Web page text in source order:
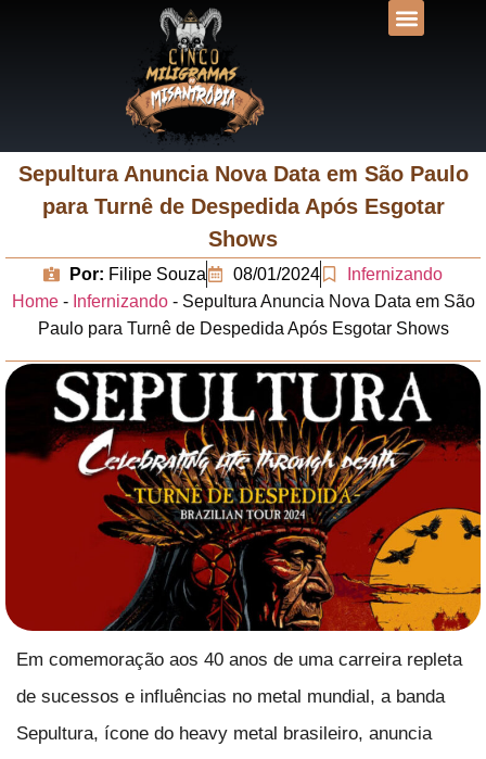
Sepultura Anuncia Nova Data em São Paulo
para Turnê de Despedida Após Esgotar
Shows
Por: Filipe Souza 08/01/2024
Infernizando
Home- Infernizando- Sepultura Anuncia Nova Data em São
Paulo para Turnê de Despedida Após Esgotar Shows
Em comemoração aos 40 anos de uma carreira repleta
de sucessos e influências no metal mundial, a banda
Sepultura, ícone do heavy metal brasileiro, anuncia